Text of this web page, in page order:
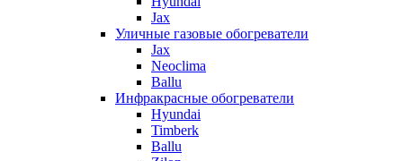
Jax
Уличные газовые обогреватели
Jax
Neoclima
Ballu
Инфракрасные обогреватели
Hyundai
Timberk
Ballu